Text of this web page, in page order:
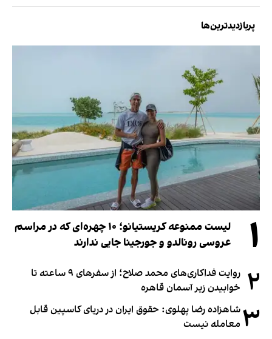
پربازدیدترین‌ها
۱
لیست ممنوعه کریستیانو؛ ۱۰ چهره‌ای که در مراسم
عروسی رونالدو و جورجینا جایی ندارند
۲
روایت فداکاری‌های محمد صلاح؛ از سفرهای ۹ ساعته تا
خوابیدن زیر آسمان قاهره
۳شاهزاده رضا پهلوی: حقوق ایران در دریای کاسپین قابل
معامله نیست